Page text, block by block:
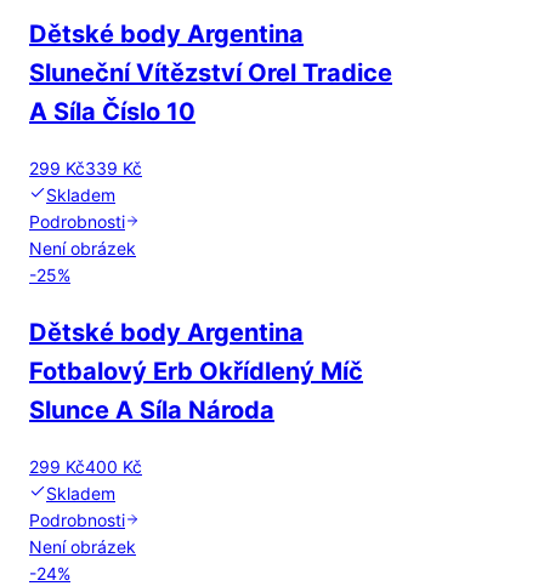
Dětské body Argentina
Sluneční Vítězství Orel Tradice
A Síla Číslo 10
299 Kč339 Kč
Skladem
Podrobnosti
Není obrázek
-25%
Dětské body Argentina
Fotbalový Erb Okřídlený Míč
Slunce A Síla Národa
299 Kč400 Kč
Skladem
Podrobnosti
Není obrázek
-24%